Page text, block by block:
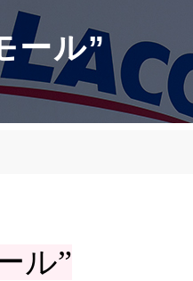
ール”
ル”